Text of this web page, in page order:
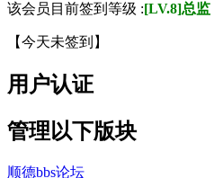
该会员目前签到等级 :[LV.8]总监
【今天未签到 】
用户认证
管理以下版块
顺德bbs论坛